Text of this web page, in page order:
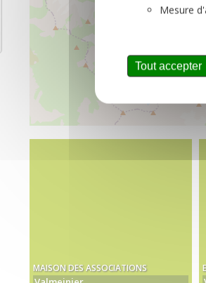
Mesure
Tout accepter
MAISON DES ASSOCIATIONS